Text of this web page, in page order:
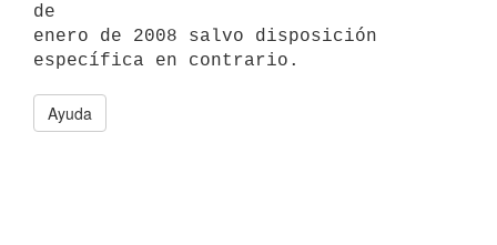
de
enero de 2008 salvo disposición
Ayuda